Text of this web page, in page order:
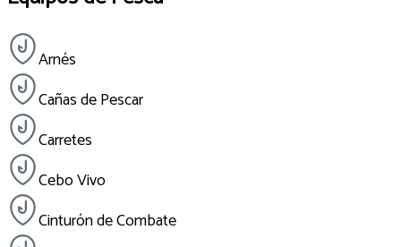
Arnés
Cañas de Pescar
Carretes
Cebo Vivo
Cinturón de Combate